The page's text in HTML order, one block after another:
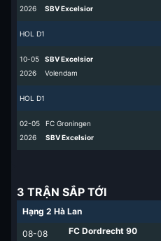
2026 SBV Excelsior
HOL D1
10-05
2026
SBV Excelsior
Volendam
HOL D1
02-05
2026
FC Groningen
SBV Excelsior
3 TRẬN SẮP TỚI
Hạng 2 Hà Lan
08-08
FC Dordrecht 90